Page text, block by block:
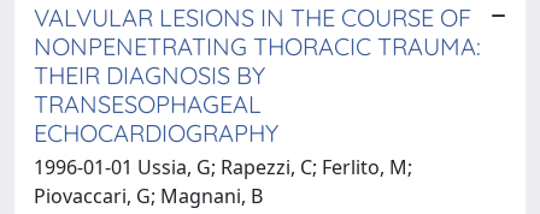
VALVULAR LESIONS IN THE COURSE OF
NONPENETRATING THORACIC TRAUMA:
THEIR DIAGNOSIS BY
TRANSESOPHAGEAL
ECHOCARDIOGRAPHY
1996-01-01 Ussia, G; Rapezzi, C; Ferlito, M;
Piovaccari, G; Magnani, B